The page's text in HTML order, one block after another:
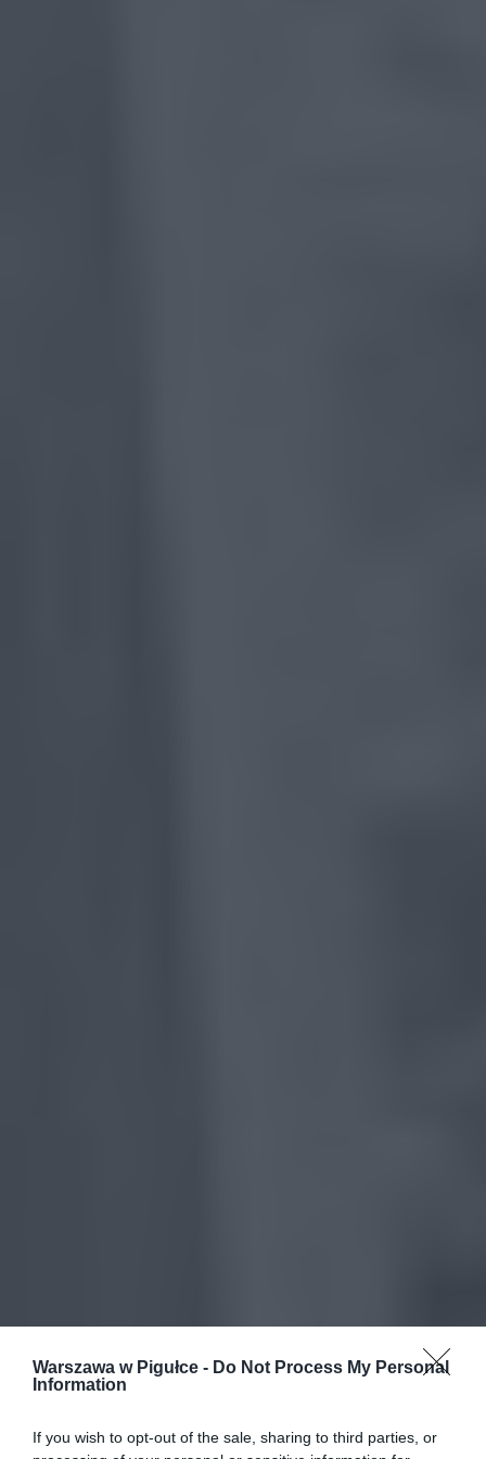
Warszawa w Pigułce - Do Not Process My Personal
Information
If you wish to opt-out of the sale, sharing to third parties, or